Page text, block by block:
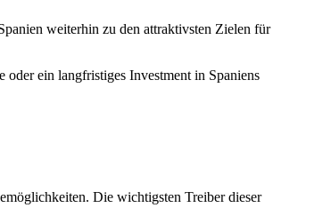
weiterhin zu den attraktivsten Zielen für
ein langfristiges Investment in Spaniens
Die wichtigsten Treiber dieser